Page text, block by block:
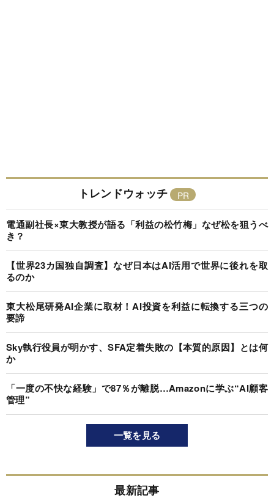
トレンドウォッチ
電通副社長×東大教授が語る「利益の松竹梅」なぜ松を狙うべ
き？
【世界23カ国独自調査】なぜ日本はAI活用で世界に後れを取
るのか
東大松尾研発AI企業に取材！AI投資を利益に転換する三つの
要諦
Sky執行役員が明かす、SFA定着失敗の【本質的原因】とは何
か
「一度の不快な経験」で87％が離脱…Amazonに学ぶ“AI顧客
管理”
一覧を見る
最新記事